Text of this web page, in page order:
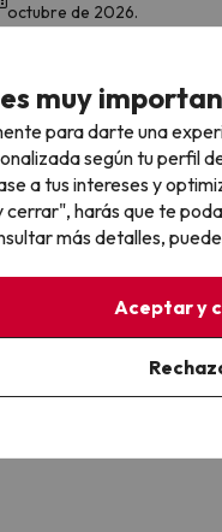
octubre de 2026.
Ver todos
con total
muy
para darte una
según tu perfil
a tus intereses y
harás que te
más detalles,
Aceptar y